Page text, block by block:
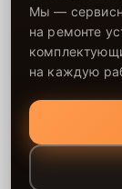
Мы —
на ремонте
на каждую